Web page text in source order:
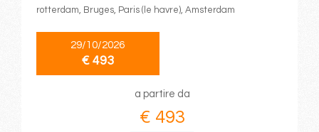
rotterdam, Bruges, Paris (le havre), Amsterdam
29/10/2026
€ 493
a partire da
€ 493